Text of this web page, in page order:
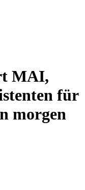
MAI,
für
morgen